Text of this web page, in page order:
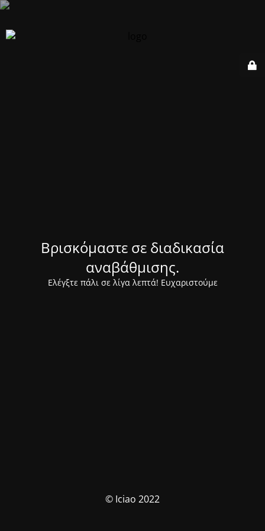
Βρισκόμαστε σε διαδικασία
αναβάθμισης.
Ελέγξτε πάλι σε λίγα λεπτά! Ευχαριστούμε
© Iciao 2022